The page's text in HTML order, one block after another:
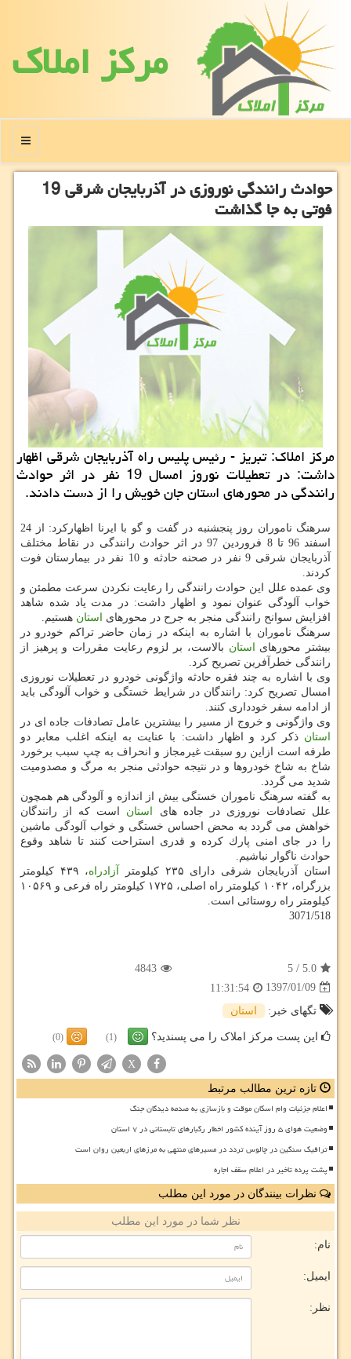
مركز املاك
منو
حوادث رانندگی نوروزی در آذربایجان شرقی 19
فوتی به جا گذاشت
مركز املاك: تبریز - رئیس پلیس راه آذربایجان شرقی اظهار
داشت: در تعطیلات نوروز امسال 19 نفر در اثر حوادث
رانندگی در محورهای استان جان خویش را از دست دادند.
سرهنگ ناموران روز پنجشنبه در گفت و گو با ایرنا اظهاركرد: از 24
اسفند 96 تا 8 فروردین 97 در اثر حوادث رانندگی در نقاط مختلف
آذربایجان شرقی 9 نفر در صحنه حادثه و 10 نفر در بیمارستان فوت
كردند.
وی عمده علل این حوادث رانندگی را رعایت نكردن سرعت مطمئن و
خواب آلودگی عنوان نمود و اظهار داشت: در مدت یاد شده شاهد
افزایش سوانح رانندگی منجر به جرح در محورهای
استان هستیم.
سرهنگ ناموران با اشاره به اینكه در زمان حاضر تراكم خودرو در
بیشتر محورهای
استان بالاست، بر لزوم رعایت مقررات و پرهیز از
رانندگی خطرآفرین تصریح كرد.
وی با اشاره به چند فقره حادثه واژگونی خودرو در تعطیلات نوروزی
امسال تصریح كرد: رانندگان در شرایط خستگی و خواب آلودگی باید
از ادامه سفر خودداری كنند.
وی واژگونی و خروج از مسیر را بیشترین عامل تصادفات جاده ای در
استان ذكر كرد و اظهار داشت: با عنایت به اینكه اغلب معابر دو
طرفه است ازاین رو سبقت غیرمجاز و انحراف به چپ سبب برخورد
شاخ به شاخ خودروها و در نتیجه حوادثی منجر به مرگ و مصدومیت
شدید می گردد.
به گفته سرهنگ ناموران خستگی بیش از اندازه و آلودگی هم همچون
علل تصادفات نوروزی در جاده های
استان است كه از رانندگان
خواهش می گردد به محض احساس خستگی و خواب آلودگی ماشین
را در جای امنی پارك كرده و قدری استراحت كنند تا شاهد وقوع
حوادث ناگوار نباشیم.
استان آذربایجان شرقی دارای ۲۳۵ كیلومتر
آزادراه
، ۴۳۹ كیلومتر
بزرگراه، ۱۰۴۲ كیلومتر راه اصلی، ۱۷۲۵ كیلومتر راه فرعی و ۱۰۵۶۹
كیلومتر راه روستائی است.
3071/518
5.0
/
5
4843
1397/01/09
11:31:54
تگهای خبر:
استان
این پست مرکز املاک را می پسندید؟ (1)
(0)
X
تازه ترین مطالب مرتبط
اعلام جزئیات وام اسکان موقت و بازسازی به صدمه دیدگان جنگ
وضعیت هوای ۵ روز آینده کشور اخطار رگبارهای تابستانی در ۷ استان
ترافیک سنگین در چالوس تردد در مسیرهای منتهی به مرزهای اربعین روان است
پشت پرده تاخیر در اعلام سقف اجاره
نظرات بینندگان در مورد این مطلب
نظر شما در مورد این مطلب
نام:
ایمیل:
نظر: